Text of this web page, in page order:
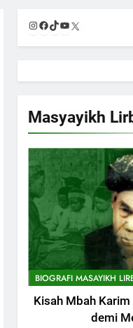
Instagram
Facebook
TikTokYouTube
Masyayikh
BIOGRAFI MASAYIKH
Kisah Mbah
demi